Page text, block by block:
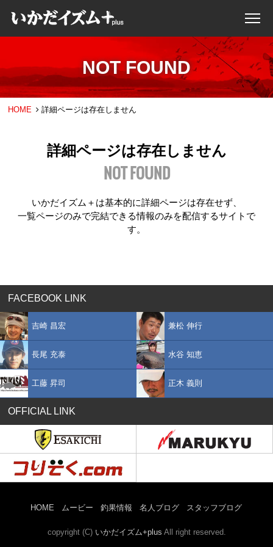
NOT FOUND
HOME 詳細ページは存在しません
詳細ページは存在しません
NOT FOUND
いかだイズム＋は基本的に詳細ページは存在せず、
一覧ページのみで完結できる情報のみを配信するサイトで
す。
FACEBOOK LINK
吉崎 昌宏 兼松 伸行
長尾 充泰 水谷 知恵
工藤 昇司 正木 義則
OFFICIAL LINK
HOME ムービー 釣果情報 名人ブログ スタッフブログ
copyright (C) いかだイズム+plus All right reserved.